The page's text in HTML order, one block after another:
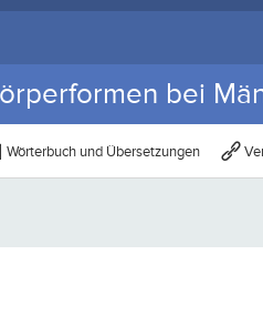
bei
Wörterbuch und Übersetzungen